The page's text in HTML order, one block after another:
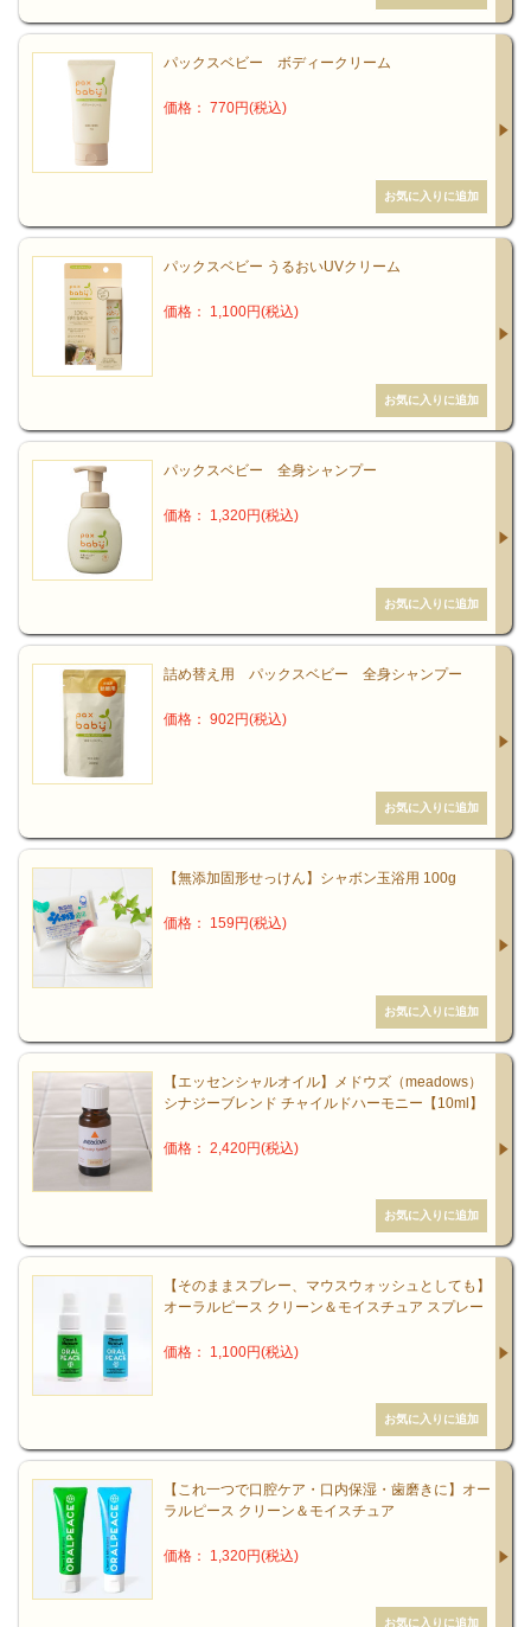
パックスベビー ボディークリーム
価格： 770円(税込)
パックスベビー うるおいUVクリーム
価格： 1,100円(税込)
パックスベビー 全身シャンプー
価格： 1,320円(税込)
詰め替え用 パックスベビー 全身シャンプー
価格： 902円(税込)
【無添加固形せっけん】シャボン玉浴用 100g
価格： 159円(税込)
【エッセンシャルオイル】メドウズ（meadows）
シナジーブレンド チャイルドハーモニー【10ml】
価格： 2,420円(税込)
【そのままスプレー、マウスウォッシュとしても】
オーラルピース クリーン＆モイスチュア スプレー
価格： 1,100円(税込)
【これ一つで口腔ケア・口内保湿・歯磨きに】オー
ラルピース クリーン＆モイスチュア
価格： 1,320円(税込)